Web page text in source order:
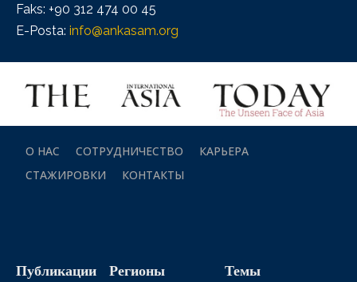
Faks: +90 312 474 00 45
E-Posta: info@ankasam.org
О НАС СОТРУДНИЧЕСТВО
КАРЬЕРА
СТАЖИРОВКИ
КОНТАКТЫ
Публикации Регионы Темы